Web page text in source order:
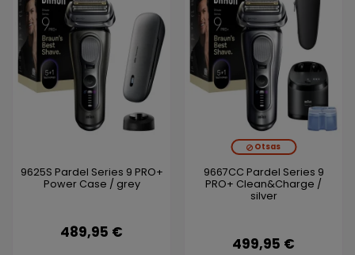
9625S Pardel Series 9 PRO+
Power Case / grey
489,95 €
Otsas
9667CC Pardel Series 9
PRO+ Clean&Charge /
silver
499,95 €